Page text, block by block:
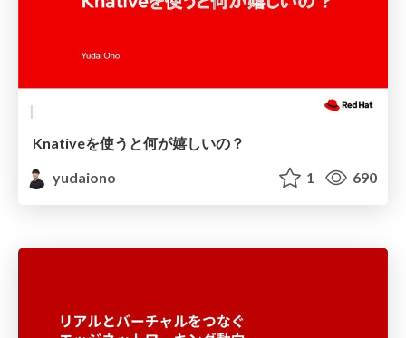
Knativeを使うと何が嬉しいの？
yudaiono
1 690